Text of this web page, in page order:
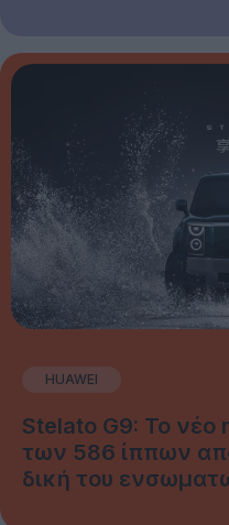
HUAWEI
Stelato G9: Το νέο
των 586 ίππων
δική του